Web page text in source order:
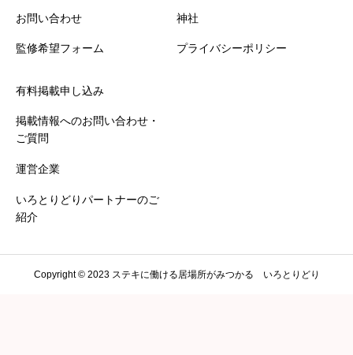
 
通いやすさ、アクセス
星の数をお選びください
お問い合わせ
監修希望フォーム
神社
プライバシーポリシー
有料掲載申し込み
掲載情報へのお問い合わせ・
ご質問
運営企業
いろとりどりパートナーのご
紹介
Copyright © 2023 ステキに働ける居場所がみつかる いろとりどり